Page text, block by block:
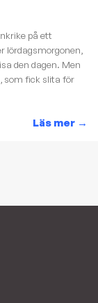
på ett
lördagsmorgonen,
den dagen. Men
som fick slita för
Läs mer →